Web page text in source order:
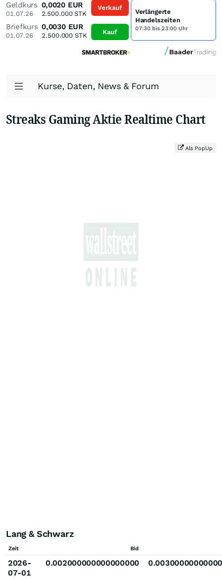
Geldkurs
01.07.26
0,0020 EUR
2.500.000STK
Briefkurs
01.07.26
0,0030 EUR
2.500.000 STK
Verkauf
Kauf
Verlängerte
Handelszeiten
07:30 bis 23:00 Uhr
Kurse, Daten, News & Forum
Streaks Gaming Aktie Realtime Chart
Als PopUp
Lang & Schwarz
Zeit Bid
2026-
07-01
0.002000000000000000